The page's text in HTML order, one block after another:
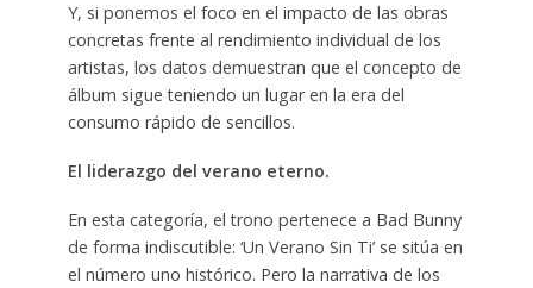
Y, si ponemos el foco en el impacto de las obras
concretas frente al rendimiento individual de los
artistas, los datos demuestran que el concepto de
álbum sigue teniendo un lugar en la era del
consumo rápido de sencillos.
El liderazgo del verano eterno.
En esta categoría, el trono pertenece a Bad Bunny
de forma indiscutible: ‘Un Verano Sin Ti’ se sitúa en
el número uno histórico. Pero la narrativa de los